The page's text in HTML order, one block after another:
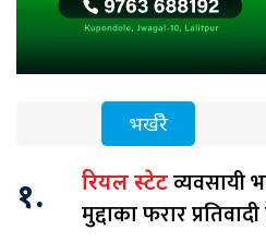
भर्खरै
१. रियल स्टेटव्यवसायी
मुद्दाका फरार